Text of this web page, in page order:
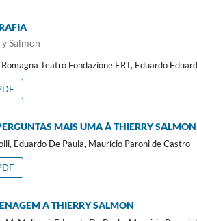
Salmon
Teatro Fondazione ERT, Eduardo
MAIS UMA À THIERRY SALMON
Eduardo De Paula, Maurício Paroni de Castro
A THIERRY SALMON